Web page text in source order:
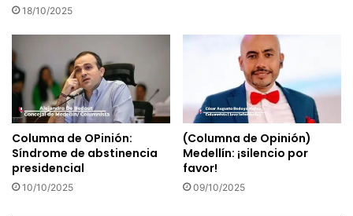
18/10/2025
Columna de OPinión:
Síndrome de abstinencia
presidencial
10/10/2025
(Columna de Opinión)
Medellín: ¡silencio por
favor!
09/10/2025